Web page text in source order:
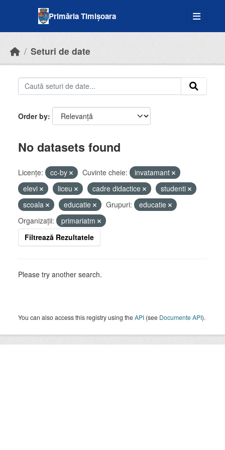
Primăria Timișoara
Seturi de date
Order by
No datasets found
Licenţe: cc-by Cuvinte cheie:
invatamant
elevi
liceu cadre didactice
studenti
scoala
educatie Grupuri:
educatie
Organizații:
primariatm
Filtrează Rezultatele
Please try another search.
You can also access this registry using theAPI (see Documente API).